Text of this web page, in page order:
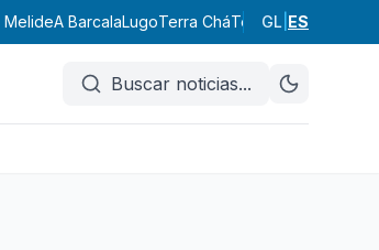
MelideA BarcalaLugoTerra CháTerra de Lemos
GL ES
Buscar noticias...